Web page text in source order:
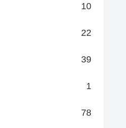
10
22
39
1
78